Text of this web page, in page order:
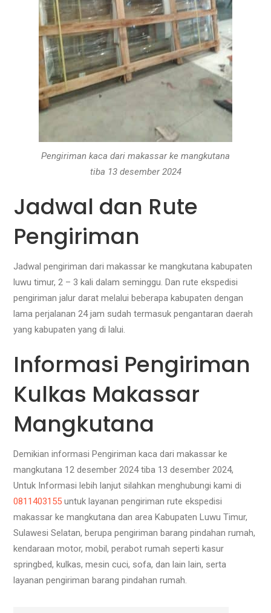
Pengiriman kaca dari makassar ke mangkutana
tiba 13 desember 2024
Jadwal dan Rute
Pengiriman
Jadwal pengiriman dari makassar ke mangkutana kabupaten
luwu timur, 2 – 3 kali dalam seminggu. Dan rute ekspedisi
pengiriman jalur darat melalui beberapa kabupaten dengan
lama perjalanan 24 jam sudah termasuk pengantaran daerah
yang kabupaten yang di lalui.
Informasi Pengiriman
Kulkas Makassar
Mangkutana
Demikian informasi Pengiriman kaca dari makassar ke
mangkutana 12 desember 2024 tiba 13 desember 2024,
Untuk Informasi lebih lanjut silahkan menghubungi kami di
0811403155 untuk layanan pengiriman rute ekspedisi
makassar ke mangkutana dan area Kabupaten Luwu Timur,
Sulawesi Selatan, berupa pengiriman barang pindahan rumah,
kendaraan motor, mobil, perabot rumah seperti kasur
springbed, kulkas, mesin cuci, sofa, dan lain lain, serta
layanan pengiriman barang pindahan rumah.